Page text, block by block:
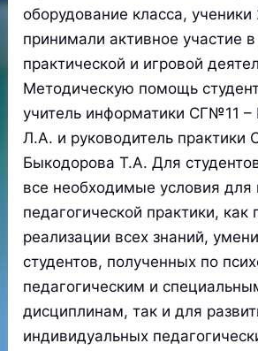
оборудование класса, ученики
принимали активное участие
практической и игровой
Методическую помощь
учитель информатики СГ№11 –
Л.А. и руководитель практики
Быкодорова Т.А. Для
все необходимые условия
педагогической практики, как
реализации всех знаний,
студентов, полученных по
педагогическим и
дисциплинам, так и для
индивидуальных